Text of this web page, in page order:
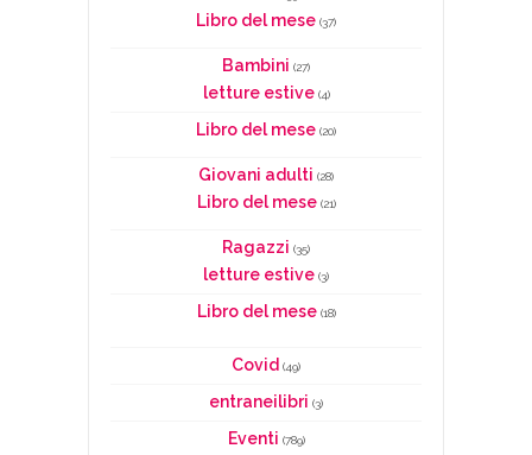
Libro del mese (37)
Bambini (27)
letture estive(4)
Libro del mese (20)
Giovani adulti (28)
Libro del mese(21)
Ragazzi (35)
letture estive (3)
Libro del mese(18)
Covid (49)
entraneilibri (3)
Eventi (789)